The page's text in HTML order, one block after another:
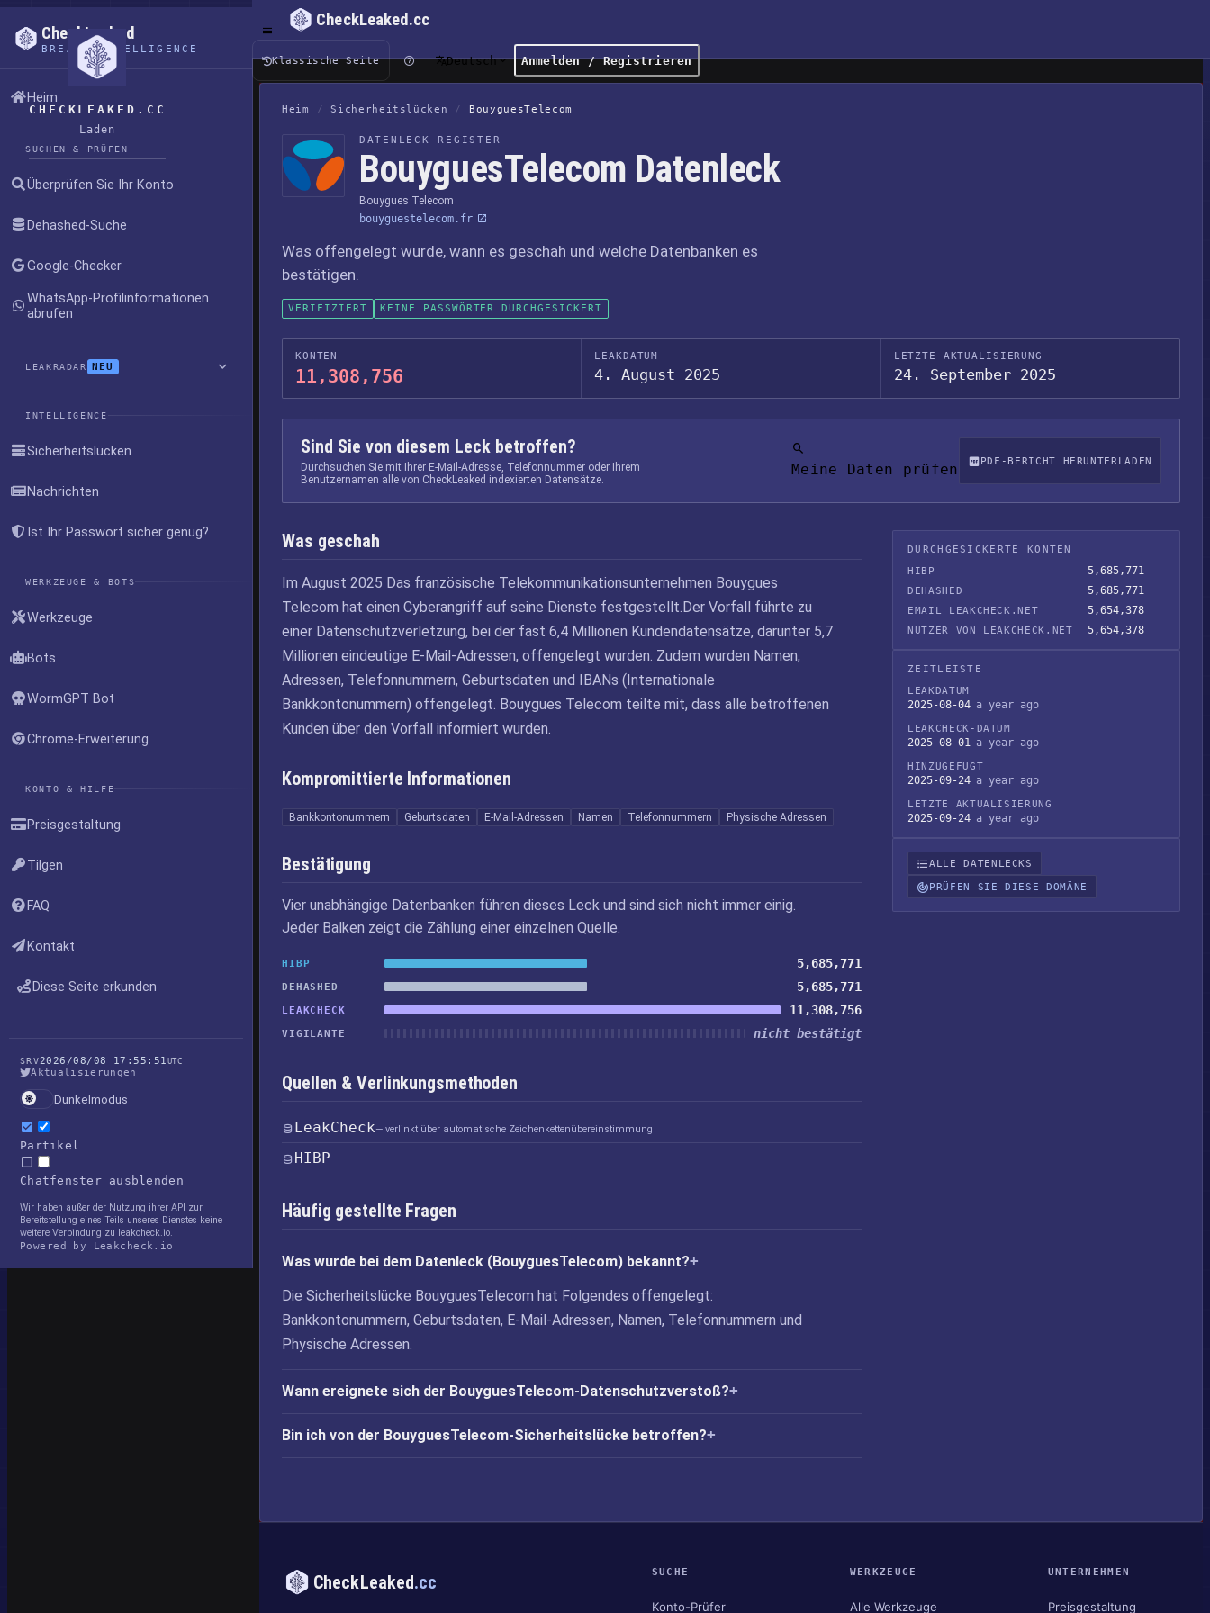
CHECKLEAKED.CC
Laden
CheckLeaked
BREACH INTELLIGENCE
Heim
SUCHEN & PRÜFEN
Überprüfen Sie Ihr Konto
Dehashed-Suche
Google-Checker
WhatsApp-Profilinformationen
abrufen
LEAKRADAR NEU
INTELLIGENCE
Sicherheitslücken
Nachrichten
Ist Ihr Passwort sicher genug?
WERKZEUGE & BOTS
Werkzeuge
Bots
WormGPT Bot
Chrome-Erweiterung
KONTO & HILFE
Preisgestaltung
Tilgen
FAQ
Kontakt
Diese Seite erkunden
SRV2026/08/08 17:55:51UTC
Aktualisierungen
Dunkelmodus
Partikel
Chatfenster ausblenden
Wir haben außer der Nutzung ihrer API zur
Bereitstellung eines Teils unseres Dienstes keine
weitere Verbindung zu leakcheck.io.
Powered by Leakcheck.io
CheckLeaked.cc
Klassische Seite Deutsch Anmelden / Registrieren
Heim / Sicherheitslücken / BouyguesTelecom
DATENLECK-REGISTER
BouyguesTelecom Datenleck
Bouygues Telecom
bouyguestelecom.fr
Was offengelegt wurde, wann es geschah und welche Datenbanken es
bestätigen.
VERIFIZIERT KEINE PASSWÖRTER DURCHGESICKERT
KONTEN
11,308,756
LEAKDATUM
4. August 2025
LETZTE AKTUALISIERUNG
24. September 2025
Sind Sie von diesem Leck betroffen?
Durchsuchen Sie mit Ihrer E-Mail-Adresse, Telefonnummer oder Ihrem
Benutzernamen alle von CheckLeaked indexierten Datensätze.
Meine Daten prüfen PDF-BERICHT HERUNTERLADEN
Was geschah
Im August 2025 Das französische Telekommunikationsunternehmen Bouygues
Telecom hat einen Cyberangriff auf seine Dienste festgestellt.Der Vorfall führte zu
einer Datenschutzverletzung, bei der fast 6,4 Millionen Kundendatensätze, darunter 5,7
Millionen eindeutige E-Mail-Adressen, offengelegt wurden. Zudem wurden Namen,
Adressen, Telefonnummern, Geburtsdaten und IBANs (Internationale
Bankkontonummern) offengelegt. Bouygues Telecom teilte mit, dass alle betroffenen
Kunden über den Vorfall informiert wurden.
Kompromittierte Informationen
Bankkontonummern Geburtsdaten E-Mail-Adressen Namen Telefonnummern Physische Adressen
Bestätigung
Vier unabhängige Datenbanken führen dieses Leck und sind sich nicht immer einig.
Jeder Balken zeigt die Zählung einer einzelnen Quelle.
HIBP 5,685,771
DEHASHED 5,685,771
LEAKCHECK 11,308,756
VIGILANTE nicht bestätigt
Quellen & Verlinkungsmethoden
LeakCheck— verlinkt über automatische Zeichenkettenübereinstimmung
HIBP
Häufig gestellte Fragen
Was wurde bei dem Datenleck (BouyguesTelecom) bekannt?
Die Sicherheitslücke BouyguesTelecom hat Folgendes offengelegt:
Bankkontonummern, Geburtsdaten, E-Mail-Adressen, Namen, Telefonnummern und
Physische Adressen.
Wann ereignete sich der BouyguesTelecom-Datenschutzverstoß?
Bin ich von der BouyguesTelecom-Sicherheitslücke betroffen?
DURCHGESICKERTE KONTEN
HIBP
5,685,771
DEHASHED 5,685,771
EMAIL LEAKCHECK.NET 5,654,378
NUTZER VON LEAKCHECK.NET 5,654,378
ZEITLEISTE
LEAKDATUM
2025-08-04 a year ago
LEAKCHECK-DATUM
2025-08-01 a year ago
HINZUGEFÜGT
2025-09-24 a year ago
LETZTE AKTUALISIERUNG
2025-09-24 a year ago
ALLE DATENLECKS
PRÜFEN SIE DIESE DOMÄNE
CheckLeaked.cc SUCHE
Konto-Prüfer
WERKZEUGE
Alle Werkzeuge
UNTERNEHMEN
Preisgestaltung